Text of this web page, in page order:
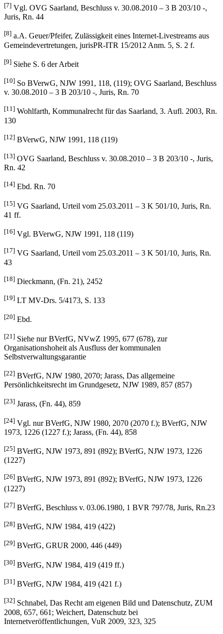
Rechtslage in Hessen
Juris, Rn. 44
Gemeindevertretungen, jurisPR-ITR 15/2012 Anm. 5, S. 2 f.
[9]Siehe S. 6 der Arbeit
v. 30.08.2010 – 3 B 203/10 -, Juris, Rn. 70
130
[12] BVerwG, NJW 1991, 118 (119)
Rn. 42
[14] Ebd. Rn. 70
41 ff.
[16] Vgl. BVerwG, NJW 1991, 118 (119)
43
[18] Dieckmann, (Fn. 21), 2452
[19] LT MV-Drs. 5/4173, S. 133
[20] Ebd.
[21]Siehe nur BVerfG, NVwZ 1995, 677 (678), zur
Selbstverwaltungsgarantie
Persönlichkeitsrecht im Grundgesetz, NJW 1989, 857 (857)
[23] Jarass, (Fn. 44), 859
1973, 1226 (1227 f.); Jarass, (Fn. 44), 858
[25]
(1227)
[26]
(1227)
[27] BVerfG, Beschluss v. 03.06.1980, 1 BVR 797/78, Juris, Rn.23
[28] BVerfG, NJW 1984, 419 (422)
[29] BVerfG, GRUR 2000, 446 (449)
[30] BVerfG, NJW 1984, 419 (419 ff.)
[31] BVerfG, NJW 1984, 419 (421 f.)
[32]Schnabel, Das Recht am eigenen Bild und Datenschutz, ZUM